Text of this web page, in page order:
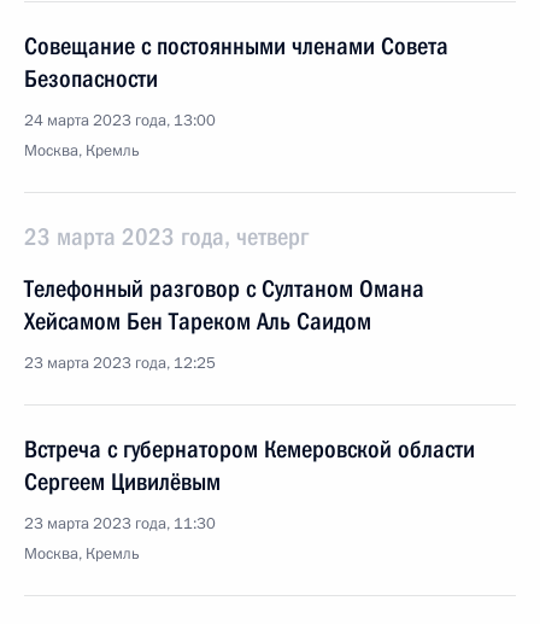
Совещание с постоянными членами Совета
Безопасности
24 марта 2023 года, 13:00
Москва, Кремль
23 марта 2023 года, четверг
Телефонный разговор с Султаном Омана
Хейсамом Бен Тареком Аль Саидом
23 марта 2023 года, 12:25
Встреча с губернатором Кемеровской области
Сергеем Цивилёвым
23 марта 2023 года, 11:30
Москва, Кремль